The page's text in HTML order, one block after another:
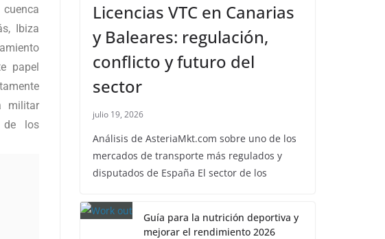
Ibiza
papel
militar
de los
Licencias VTC en Canarias
y Baleares: regulación,
conflicto y futuro del
sector
julio 19, 2026
Análisis de AsteriaMkt.com sobre uno de los
mercados de transporte más regulados y
disputados de España El sector de los
Guía para la nutrición deportiva y
mejorar el rendimiento 2026